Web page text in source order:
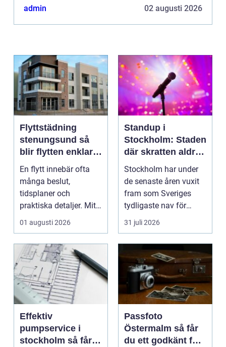
admin
02 augusti 2026
Flyttstädning
stenungsund så
blir flytten enklare
och mer trygg
En flytt innebär ofta
många beslut,
tidsplaner och
praktiska detaljer. Mitt
i allt hamnar
01 augusti 2026
Standup i
Stockholm: Staden
där skratten aldrig
tar paus
Stockholm har under
de senaste åren vuxit
fram som Sveriges
tydligaste nav för
livehumor....
31 juli 2026
Effektiv
pumpservice i
stockholm så får
Passfoto
Östermalm så får
du ett godkänt foto